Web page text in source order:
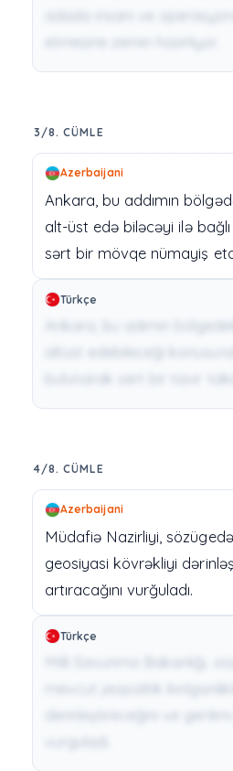
3/8. CÜMLE
Azerbaijani
Ankara, bu addımın
alt-üst edə biləcəyi ilə bağlı
sərt bir mövqe nümayiş
Türkçe
4/8. CÜMLE
Azerbaijani
Müdafiə Nazirliyi,
geosiyasi kövrəkliyi
artıracağını vurğuladı.
Türkçe